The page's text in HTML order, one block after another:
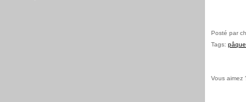
Posté par
Tags:
Vous aimez